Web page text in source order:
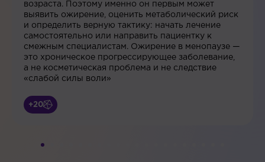
возраста. Поэтому именно он первым может
выявить ожирение, оценить метаболический риск
и определить верную тактику: начать лечение
самостоятельно или направить пациентку к
смежным специалистам. Ожирение в менопаузе —
это хроническое прогрессирующее заболевание,
а не косметическая проблема и не следствие
«слабой силы воли»
+20